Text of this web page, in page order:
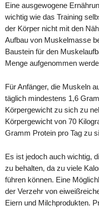
Eine ausgewogene
wichtig wie das Training
der Körper nicht mit den
Aufbau von Muskelmasse
Baustein für den
Menge aufgenommen
Für Anfänger, die Muskeln
täglich mindestens 1,6
Körpergewicht zu sich zu
Körpergewicht von 70
Gramm Protein pro Tag zu
Es ist jedoch auch wichtig,
zu behalten, da zu viele
führen können. Eine
der Verzehr von
Eiern und Milchprodukten.